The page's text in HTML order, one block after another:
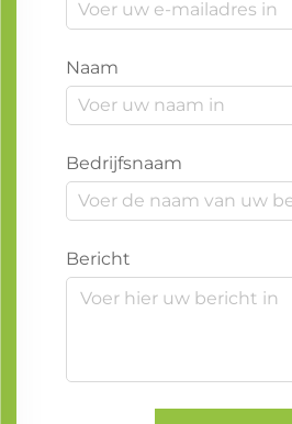
Naam
Bedrijfsnaam
Bericht